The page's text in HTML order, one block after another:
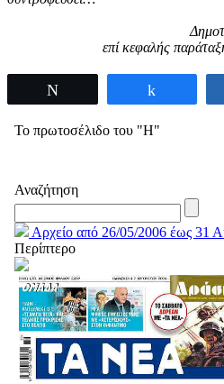
επί κεφαλής
Το πρωτοσέλιδο του "Η"
Αναζήτηση
Αρχείο από 26/05/2006 έως 31
Περίπτερο